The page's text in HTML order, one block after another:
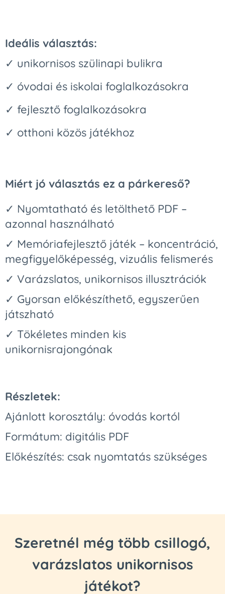
Ideális választás:
✓ unikornisos szülinapi bulikra
✓ óvodai és iskolai foglalkozásokra
✓ fejlesztő foglalkozásokra
✓ otthoni közös játékhoz
Miért jó választás ez a párkereső?
✓ Nyomtatható és letölthető PDF –
azonnal használható
✓ Memóriafejlesztő játék – koncentráció,
megfigyelőképesség, vizuális felismerés
✓ Varázslatos, unikornisos illusztrációk
✓ Gyorsan előkészíthető, egyszerűen
játszható
✓ Tökéletes minden kis
unikornisrajongónak
Részletek:
Ajánlott korosztály: óvodás kortól
Formátum: digitális PDF
Előkészítés: csak nyomtatás szükséges
Szeretnél még több csillogó,
varázslatos unikornisos
játékot?